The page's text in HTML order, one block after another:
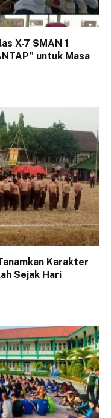
X-7 SMAN 1
untuk Masa
Karakter
Sejak Hari